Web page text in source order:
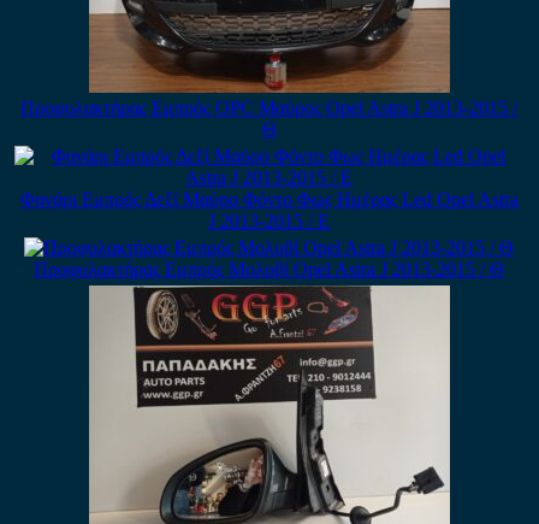
Προφυλακτήρας Εμπρός OPC Μαύρος Opel Astra J 2013-2015 /
Θ
Φανάρι Εμπρός Δεξί Μαύρο Φόντο Φως Ημέρας Led Opel Astra
J 2013-2015 / Ε
Προφυλακτήρας Εμπρός Μολυβί Opel Astra J 2013-2015 / Θ